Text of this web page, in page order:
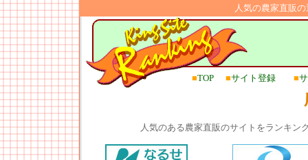
人気の農家直販
■TOP ■サイト登録 ■
人気のある農家直販のサイトをランキン